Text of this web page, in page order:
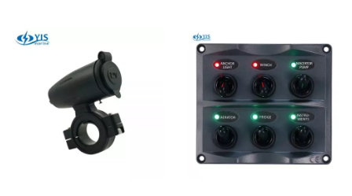
suojakorkit...
suojakorkit...